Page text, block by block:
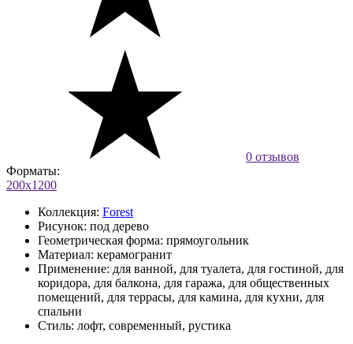
0 отзывов
Форматы:
200x1200
Коллекция: Forest
Рисунок: под дерево
Геометрическая форма: прямоугольник
Материал: керамогранит
Применение: для ванной, для туалета, для гостиной, для
коридора, для балкона, для гаража, для общественных
помещений, для террасы, для камина, для кухни, для
спальни
Стиль: лофт, современный, рустика